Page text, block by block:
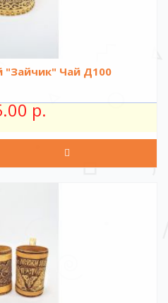
"Зайчик" Чай Д100
р.